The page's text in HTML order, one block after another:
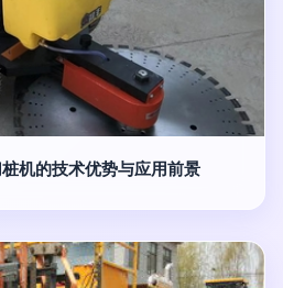
机的技术优势与应用前景